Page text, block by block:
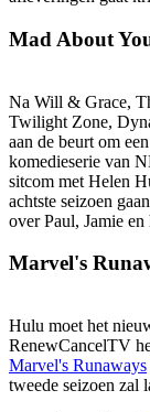
Mad About
Na Will & Grace,
Twilight Zone,
aan de beurt om
komedieserie van
sitcom met Helen
achtste seizoen
over Paul, Jamie
Marvel's
Hulu moet het
RenewCancelTV
Marvel's Runaways
tweede seizoen zal